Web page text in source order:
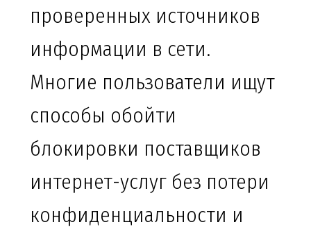
проверенных источников
информации в сети.
Многие пользователи ищут
способы обойти
блокировки поставщиков
интернет-услуг без потери
конфиденциальности и